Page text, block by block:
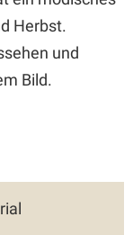
Herbst.
und
Bild.